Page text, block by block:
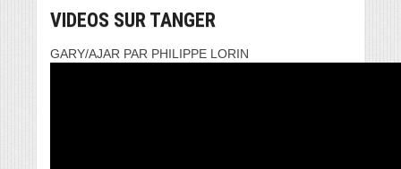
VIDEOS SUR TANGER
GARY/AJAR PAR PHILIPPE LORIN